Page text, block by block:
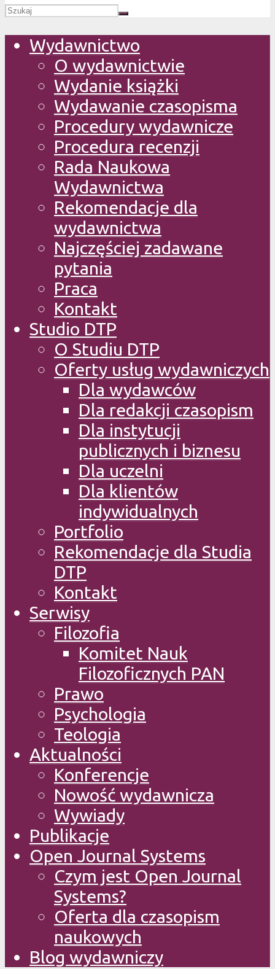
Wydawnictwo
O wydawnictwie
Wydanie książki
Wydawanie czasopisma
Procedury wydawnicze
Procedura recenzji
Rada Naukowa
Wydawnictwa
Rekomendacje dla
wydawnictwa
Najczęściej zadawane
pytania
Praca
Kontakt
Studio DTP
O Studiu DTP
Oferty usług wydawniczych
Dla wydawców
Dla redakcji czasopism
Dla instytucji
publicznych i biznesu
Dla uczelni
Dla klientów
indywidualnych
Portfolio
Rekomendacje dla Studia
DTP
Kontakt
Serwisy
Filozofia
Komitet Nauk
Filozoficznych PAN
Prawo
Psychologia
Teologia
Aktualności
Konferencje
Nowość wydawnicza
Wywiady
Publikacje
Open Journal Systems
Czym jest Open Journal
Systems?
Oferta dla czasopism
naukowych
Blog wydawniczy